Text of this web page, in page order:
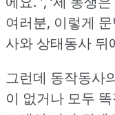
여러분, 이렇게
사와 상태동사 뒤
그런데 동작동사
이 없거나 모두